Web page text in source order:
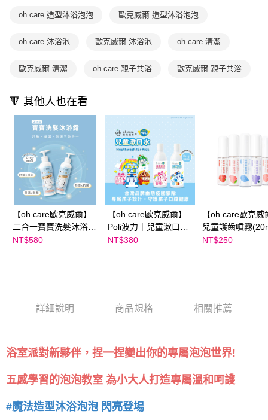
用戶於交易時，得透過本服務購買商品或服務，並由商店將買賣／分期付款
資料（包含姓名、電話或地址）提供予台灣大哥大進項蒐集、處理及利用，
3.完整用戶服務條款，請詳閱以下連結：https://oppay.tw/userRule
購買商品的店家。未經商家同意取消之訂單仍視為有效，需透過AFTEE先享
※ 交易是否成功請以「AFTEE先享後付 」之結帳頁面顯示為準，若有關於
易，需依本服務之必要範圍內提供個人資料，並將交易相關給付款項請求債
權轉讓予恩沛科技股份有限公司。
２．關於個人資料處理事宜，請瀏覽以下網址：
https://aftee.tw/terms/#terms3
３．未成年的使用者請事先徵得法定代理人或監護人之同意方可使用
「AFTEE先享後付」，若未經同意申辦者引起之損失，本公司不負相關責
任。
４．使用「AFTEE先享後付」時，將依據個別帳號之用戶狀況，依本公司即
時審查核予不同之上限額度；若仍有額度不足之情形，本公司將視審查結果
請求用戶進行身份認證。
５．嚴禁一人註冊多個帳號或使用他人資訊註冊。若發現惡意使用之情形，
恩沛科技股份有限公司將有權停止該用戶之使用額度並採取法律行動。
每筆NT$70，滿NT$800(含以上)免運費
離島宅配（澎湖、金門、馬祖、小琉球；不適用於郵局i郵箱）
oh care 造型沐浴泡泡 歐克威爾 造型沐浴泡泡
oh care 沐浴泡 歐克威爾 沐浴泡 oh care 清潔
歐克威爾 清潔 oh care 親子共浴 歐克威爾 親子共浴
🔻 其他人也在看
【oh care歐克威爾】
二合一寶寶洗髮沐浴露
500ml
NT$580
【oh care歐克威爾】
Poli波力｜兒童漱口水
(350ml)
NT$380
【oh care歐克威
兒童護齒噴霧
NT$250
詳細說明 商品規格 相關推薦
浴室派對新夥伴，捏一捏變出你的專屬泡泡世界!
五感學習的泡泡教室 為小大人打造專屬溫和呵護
#魔法造型沐浴泡泡 閃亮登場